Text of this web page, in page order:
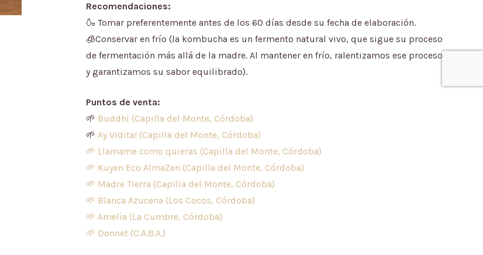
Recomendaciones:
🍶 Tomar preferentemente antes de los 60 días desde su fecha de elaboración.
🧊Conservar en frío (la kombucha es un fermento natural vivo, que sigue su proceso
de fermentación más allá de la madre. Al mantener en frío, ralentizamos ese proceso
y garantizamos su sabor equilibrado).
Puntos de venta:
🌱 Buddhi (Capilla del Monte, Córdoba)
🌱Ay Vidita! (Capilla del Monte, Córdoba)
🌱 Llamame como quieras (Capilla del Monte, Córdoba)
🌱 Kuyen Eco AlmaZen (Capilla del Monte, Córdoba)
🌱 Madre Tierra (Capilla del Monte, Córdoba)
🌱 Blanca Azucena (Los Cocos, Córdoba)
🌱Amelia (La Cumbre, Córdoba)
🌱 Donnet (C.A.B.A.)